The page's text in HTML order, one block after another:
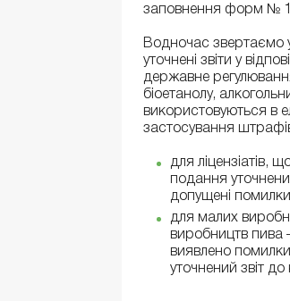
заповнення форм №
Водночас звертаємо
уточнені звіти у
державне
біоетанолу,
використовуються в
застосування
для ліцензіатів,
подання
допущені
для малих
виробництв пива
виявлено
уточнений звіт до